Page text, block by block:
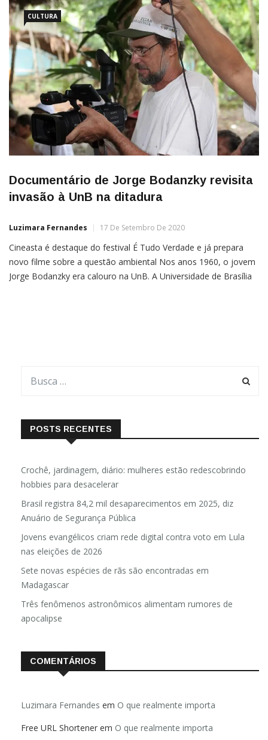
CULTURA
Documentário de Jorge Bodanzky revisita
invasão à UnB na ditadura
Luzimara Fernandes 17 De Setembro De 2020
Cineasta é destaque do festival É Tudo Verdade e já prepara
novo filme sobre a questão ambiental Nos anos 1960, o jovem
Jorge Bodanzky era calouro na UnB. A Universidade de Brasília
POSTS RECENTES
Crochê, jardinagem, diário: mulheres estão redescobrindo
hobbies para desacelerar
Brasil registra 84,2 mil desaparecimentos em 2025, diz
Anuário de Segurança Pública
Jovens evangélicos criam rede digital contra voto em Lula
nas eleições de 2026
Sete novas espécies de rãs são encontradas em
Madagascar
Três fenômenos astronômicos alimentam rumores de
apocalipse
COMENTÁRIOS
Luzimara Fernandes em O que realmente importa
Free URL Shortener em O que realmente importa